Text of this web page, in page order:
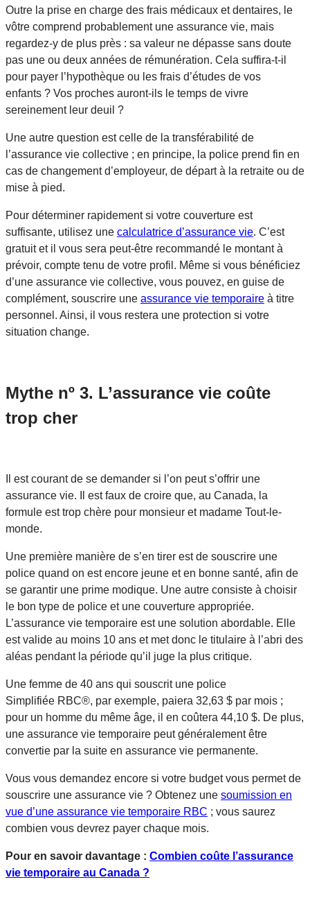
Outre la prise en charge des frais médicaux et dentaires, le
vôtre comprend probablement une assurance vie, mais
regardez-y de plus près : sa valeur ne dépasse sans doute
pas une ou deux années de rémunération. Cela suffira-t-il
pour payer l’hypothèque ou les frais d’études de vos
enfants ? Vos proches auront-ils le temps de vivre
sereinement leur deuil ?
Une autre question est celle de la transférabilité de
l’assurance vie collective ; en principe, la police prend fin en
cas de changement d’employeur, de départ à la retraite ou de
mise à pied.
Pour déterminer rapidement si votre couverture est
suffisante, utilisez une calculatrice d’assurance vie. C’est
gratuit et il vous sera peut-être recommandé le montant à
prévoir, compte tenu de votre profil. Même si vous bénéficiez
d’une assurance vie collective, vous pouvez, en guise de
complément, souscrire une assurance vie temporaire à titre
personnel. Ainsi, il vous restera une protection si votre
situation change.
Mythe nº 3. L’assurance vie coûte
trop cher
Il est courant de se demander si l’on peut s’offrir une
assurance vie. Il est faux de croire que, au Canada, la
formule est trop chère pour monsieur et madame Tout-le-
monde.
Une première manière de s’en tirer est de souscrire une
police quand on est encore jeune et en bonne santé, afin de
se garantir une prime modique. Une autre consiste à choisir
le bon type de police et une couverture appropriée.
L’assurance vie temporaire est une solution abordable. Elle
est valide au moins 10 ans et met donc le titulaire à l’abri des
aléas pendant la période qu’il juge la plus critique.
Une femme de 40 ans qui souscrit une police
Simplifiée RBC®, par exemple, paiera 32,63 $ par mois ;
pour un homme du même âge, il en coûtera 44,10 $. De plus,
une assurance vie temporaire peut généralement être
convertie par la suite en assurance vie permanente.
Vous vous demandez encore si votre budget vous permet de
souscrire une assurance vie ? Obtenez une soumission en
vue d’une assurance vie temporaire RBC ; vous saurez
combien vous devrez payer chaque mois.
Pour en savoir davantage : Combien coûte l’assurance
vie temporaire au Canada ?